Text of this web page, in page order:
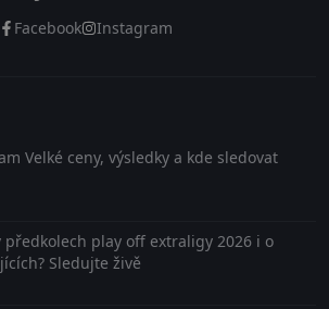
Facebook Instagram
Velké ceny, výsledky a kde sledovat
předkolech play off extraligy 2026 i o
Sledujte živě